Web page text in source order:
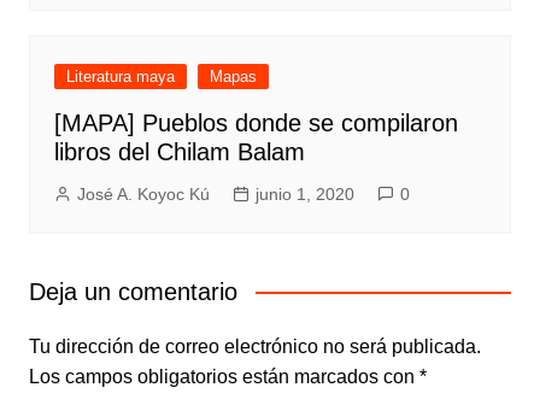
Literatura maya Mapas
[MAPA] Pueblos donde se compilaron
libros del Chilam Balam
José A. Koyoc Kú junio 1, 2020 0
Deja un comentario
Tu dirección de correo electrónico no será publicada.
Los campos obligatorios están marcados con *